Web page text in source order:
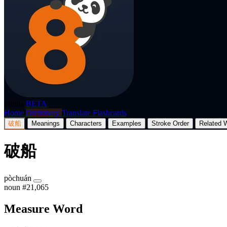
BETA
Home Dictionary Translate Flashcards
破船 Meanings Characters Examples Stroke Order Related
破船
pòchuán
noun #21,065
Measure Word